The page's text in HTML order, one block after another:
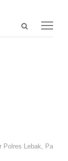
Open
Polres Lebak, Patroli